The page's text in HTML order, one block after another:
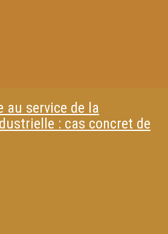
au service de la
: cas concret de